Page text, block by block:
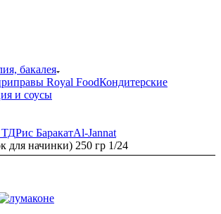
бакалея
Royal FoodКондитерские
и соусы
ТДРис БаракатAl-Jannat
для начинки) 250 гр 1/24